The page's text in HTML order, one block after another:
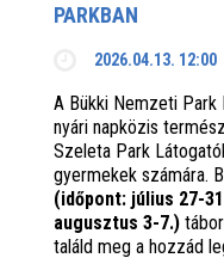
PARKBAN
2026.04.13. 12:00
A Bükki Nemzeti
nyári napközis
Szeleta Park
gyermekek számára.
(időpont: július 27-
augusztus 3-7.)
találd meg a hozzád